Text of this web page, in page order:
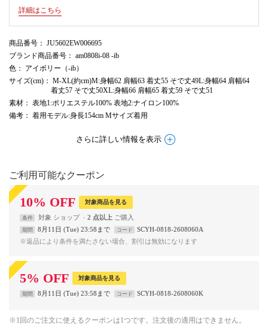
詳細はこちら
商品番号 ： JU5602EW006695
ブランド商品番号 ： am0808i-08 -ib
色 ： アイボリー（-ib）
サイズ(cm) ： M-XL(約cm)M:身幅62 肩幅63 着丈55 そで丈49L:身幅64 肩幅64
着丈57 そで丈50XL:身幅66 肩幅65 着丈59 そで丈51
素材 ： 表地1:ポリエステル100% 表地2:ナイロン100%
備考 ： 着用モデル:身長154cm Mサイズ着用
さらに詳しい情報を表示
ご利用可能なクーポン
10% OFF 対象商品を見る
条件 対象 ショップ 2 点以上
期間 8月11日 (Tue) 23:58まで コード
SCYH-0818-2608060A
※返品により条件を満たさない場合、割引は無効になります
5% OFF 対象商品を見る
期間 8月11日 (Tue) 23:58まで コード SCYH-0818-2608060K
※1回のご注文に使えるクーポンは1つです。注文後の適用はできません。